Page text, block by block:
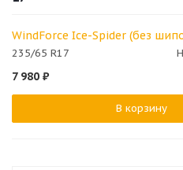
WindForce Ice-Spider (без
235/65 R17
7 980 ₽
В корзину